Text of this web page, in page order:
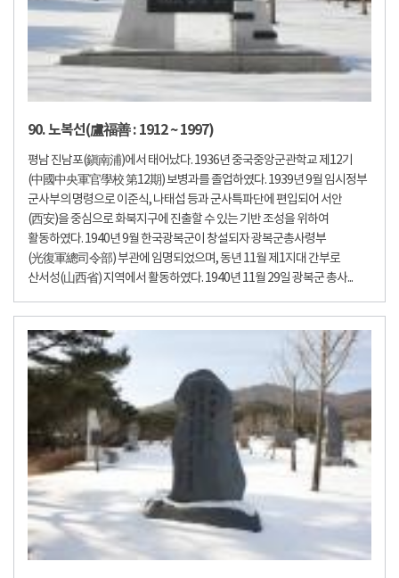
90. 노복선(盧福善 : 1912 ~ 1997)
평남 진남포(鎭南浦)에서 태어났다. 1936년 중국중앙군관학교 제12기
(中國中央軍官學校 第12期) 보병과를 졸업하였다. 1939년 9월 임시정부
군사부의 명령으로 이준식, 나태섭 등과 군사특파단에 편입되어 서안
(西安)을 중심으로 화북지구에 진출할 수 있는 기반 조성을 위하여
활동하였다. 1940년 9월 한국광복군이 창설되자 광복군총사령부
(光復軍總司令部) 부관에 임명되었으며, 동년 11월 제1지대 간부로
산서성(山西省) 지역에서 활동하였다. 1940년 11월 29일 광복군 총사...